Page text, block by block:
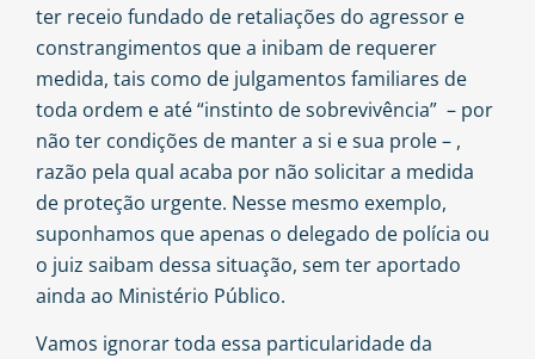
ter receio fundado de retaliações do agressor e
constrangimentos que a inibam de requerer
medida, tais como de julgamentos familiares de
toda ordem e até “instinto de sobrevivência” – por
não ter condições de manter a si e sua prole – ,
razão pela qual acaba por não solicitar a medida
de proteção urgente. Nesse mesmo exemplo,
suponhamos que apenas o delegado de polícia ou
o juiz saibam dessa situação, sem ter aportado
ainda ao Ministério Público.
Vamos ignorar toda essa particularidade da